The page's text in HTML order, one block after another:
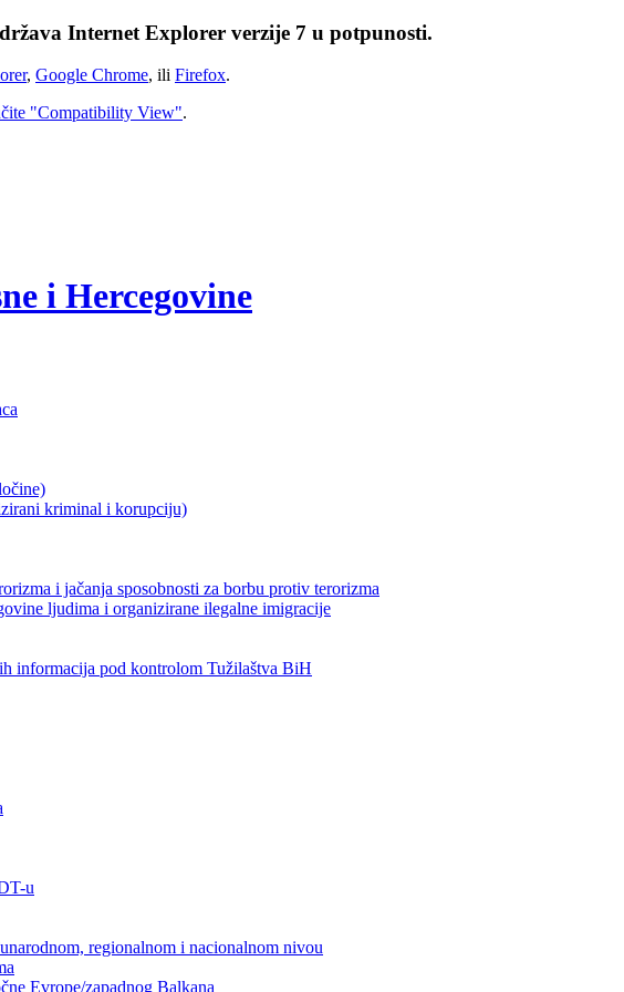
Internet Explorer verzije 7 u potpunosti.
, Google Chrome, ili Firefox.
"Compatibility View".
i Hercegovine
kriminal i korupciju)
i jačanja sposobnosti za borbu protiv terorizma
ljudima i organizirane ilegalne imigracije
informacija pod kontrolom Tužilaštva BiH
u
regionalnom i nacionalnom nivou
Evrope/zapadnog Balkana